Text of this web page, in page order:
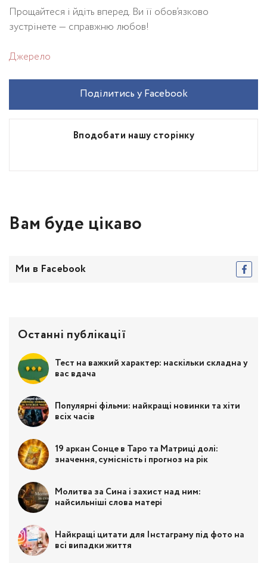
Прощайтеся і йдіть вперед. Ви її обов’язково
зустрінете — справжню любов!
Джерело
Вподобати нашу сторінку
Поділитись у Facebook
Вам буде цікаво
Ми в Facebook
Останні публікації
Тест на важкий характер: наскільки складна у
вас вдача
Популярні фільми: найкращі новинки та хіти
всіх часів
19 аркан Сонце в Таро та Матриці долі:
значення, сумісність і прогноз на рік
Молитва за Сина і захист над ним:
найсильніші слова матері
Найкращі цитати для Інстаграму під фото на
всі випадки життя